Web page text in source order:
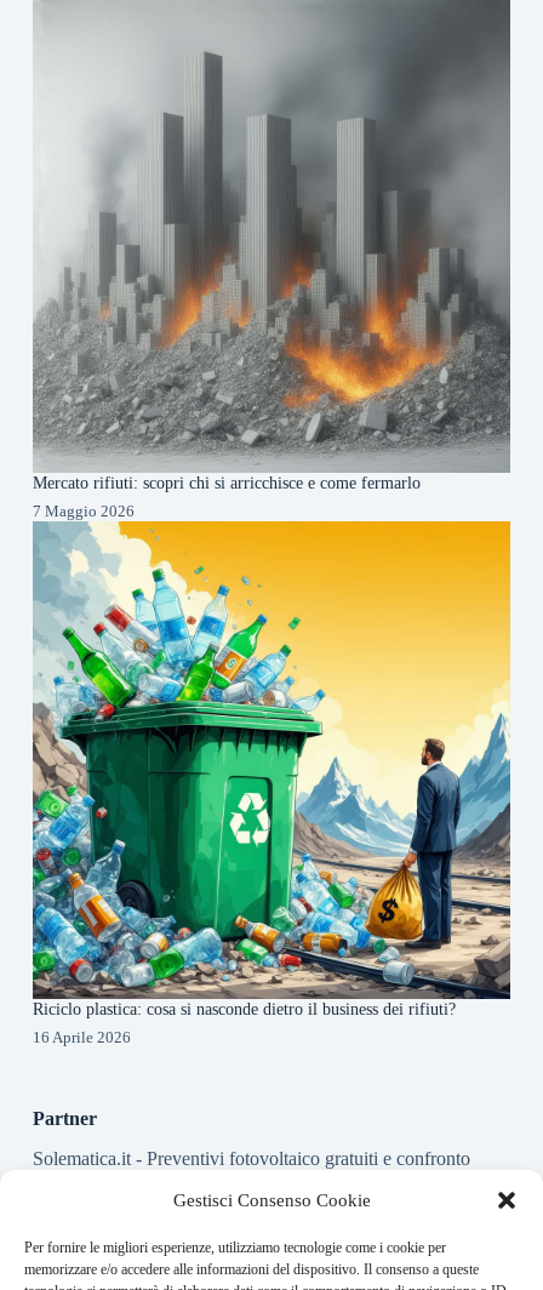
Gestisci Consenso Cookie
Per fornire le migliori esperienze, utilizziamo tecnologie come i cookie per
memorizzare e/o accedere alle informazioni del dispositivo. Il consenso a queste
Mercato rifiuti: scopri chi si arricchisce e come fermarlo
7 Maggio 2026
Riciclo plastica: cosa si nasconde dietro il business dei rifiuti?
16 Aprile 2026
Partner
Solematica.it- Preventivi fotovoltaico gratuiti e confronto
About this website